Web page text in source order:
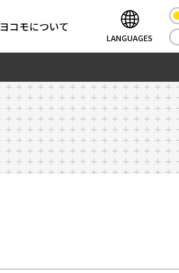
ヨコモについて
LANGUAGES